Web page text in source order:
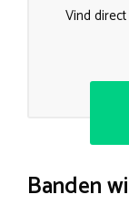
Vind
Banden